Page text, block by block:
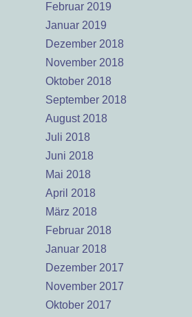
Februar 2019
Januar 2019
Dezember 2018
November 2018
Oktober 2018
September 2018
August 2018
Juli 2018
Juni 2018
Mai 2018
April 2018
März 2018
Februar 2018
Januar 2018
Dezember 2017
November 2017
Oktober 2017